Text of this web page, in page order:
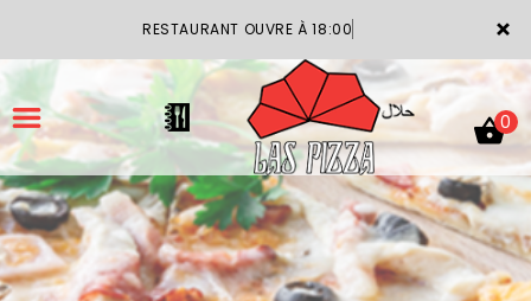
×
RESTAURANT OUVRE À 18:00
ACCUEIL
0